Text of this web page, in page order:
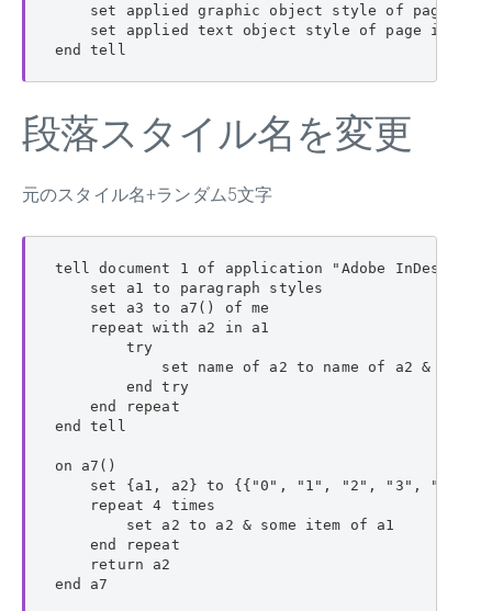
set applied graphic object style of page item
set applied text object style of page item
end tell
段落スタイル名を変更
元のスタイル名+ランダム5文字
tell document 1 of application "Adobe InDesign
    set a1 to paragraph styles
    set a3 to a7() of me
    repeat with a2 in a1
        try
            set name of a2 to name of a2 & a3
        end try
    end repeat
end tell
on a7()
set {a1, a2} to {{"0", "1", "2", "3", "4",
    repeat 4 times
        set a2 to a2 & some item of a1
    end repeat
    return a2
end a7